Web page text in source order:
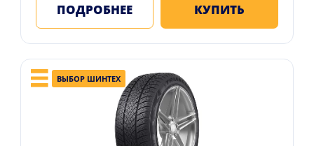
ПОДРОБНЕЕ КУПИТЬ
ВЫБОР ШИНТЕХ